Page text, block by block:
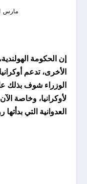
مارس 1, 2025
إن الحكومة
الأخرى، تدعم
لأوكرانيا، وخاصة
العدوانية التي بدأتها